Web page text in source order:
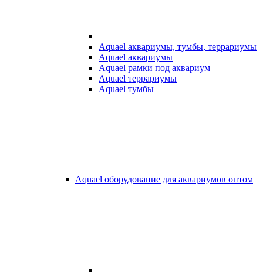
Aquael аквариумы, тумбы, террариумы
Aquael аквариумы
Aquael рамки под аквариум
Aquael террариумы
Aquael тумбы
Aquael оборудование для аквариумов оптом